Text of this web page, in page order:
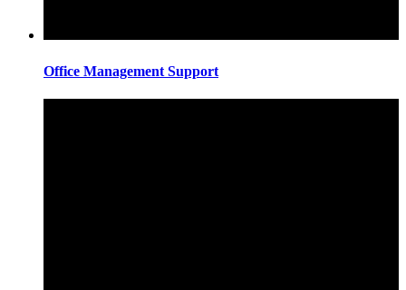
Office Management Support